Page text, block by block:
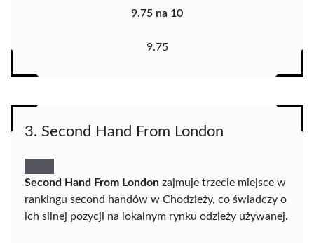
9.75 na 10
9.75
3. Second Hand From London
Second Hand From London zajmuje trzecie miejsce w
rankingu second handów w Chodzieży, co świadczy o
ich silnej pozycji na lokalnym rynku odzieży używanej.